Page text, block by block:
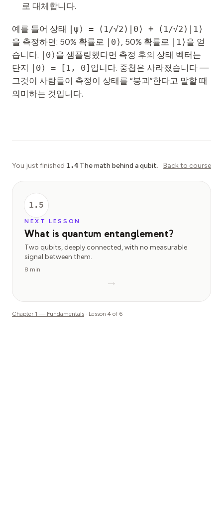
로 대체합니다.
예를 들어 상태 |ψ⟩ = (1/√2)|0⟩ + (1/√2)|1⟩
을 측정하면: 50% 확률로 |0⟩ , 50% 확률로 |1⟩ 을 얻
습니다. |0⟩ 을 샘플링했다면 측정 후의 상태 벡터는
단지 |0⟩ = [1, 0] 입니다. 중첩은 사라졌습니다 —
그것이 사람들이 측정이 상태를 “붕괴”한다고 말할 때
의미하는 것입니다.
You just finished 1.4 The math behind a qubit. Back to course
1.5
NEXT LESSON
What is quantum entanglement?
Two qubits, deeply connected, with no measurable
signal between them.
8 min
→
Chapter 1 — Fundamentals · Lesson 4 of 6